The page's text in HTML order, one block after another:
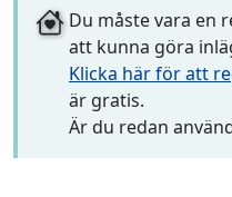
Du måste vara en
att kunna göra
Klicka här för att
är gratis.
Är du redan